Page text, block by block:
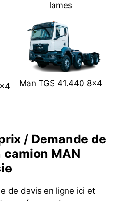
lames
Man TGS 41.440 8×4
/ Demande de
MAN
de devis en ligne ici et